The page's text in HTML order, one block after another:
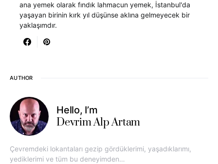
ana yemek olarak fındık lahmacun yemek, İstanbul'da
yaşayan birinin kırk yıl düşünse aklına gelmeyecek bir
yaklaşımdır.
AUTHOR
Hello, I’m
Devrim Alp Artam
Çevremdeki lokantaları gezip gördüklerimi, yaşadıklarımı,
yediklerimi ve tüm bu deneyimden…